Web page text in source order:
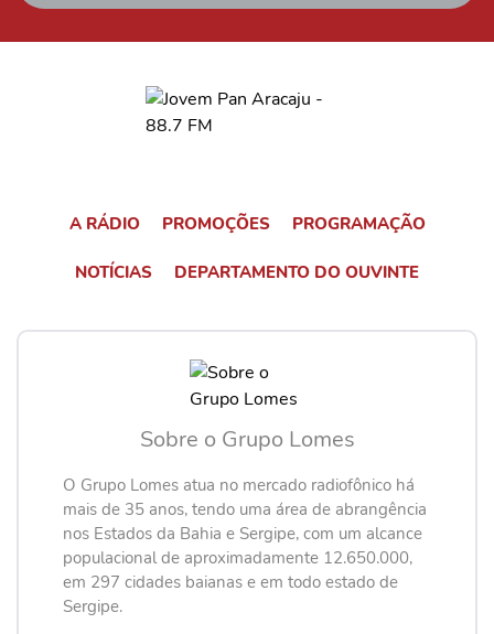
A RÁDIO PROMOÇÕES PROGRAMAÇÃO
NOTÍCIAS DEPARTAMENTO DO OUVINTE
Sobre o Grupo Lomes
O Grupo Lomes atua no mercado radiofônico há
mais de 35 anos, tendo uma área de abrangência
nos Estados da Bahia e Sergipe, com um alcance
populacional de aproximadamente 12.650.000,
em 297 cidades baianas e em todo estado de
Sergipe.